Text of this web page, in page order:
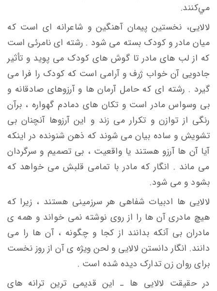
مي‌كنند.
لالایی، نخستین پیمان آهنگین و شاعرانه ای است که
میان مادر و کودک بسته می شود . رشته ای نامرئی است
که از لب های مادر تا گوش های کودک می پوید و تأثیر
جادویی آن خواب ژرف و آرامی است که کودک را فرا می
گیرد . رشته ای که حامل آرمان ها و آرزوهای صادقانه و
بی وسواس مادر است و تکان های دمادم گهواره ، برآن
رنگی از توازن و تکرار می زند و این آرزوها آنچنان بی
تشویش و ساده بیان می شوند که ذهن شنونده در اینکه
آیا آن ها آرزو هستند یا واقعیت ، بی تصمیم و سرگردان
می ماند . انگار که مادر با تمامی قلبش می خواهد که
بشود و می شود.
لالایی ها ادبیات شفاهی هر سرزمینی هستند ، زیرا که
هیچ مادری آن ها را از روی نوشته نمی خواند و همه ی
مادران بی آنکه بدانند از کجا و چگونه ، آن ها را می
دانند. انگار دانستن لالایی و لحن ویژه ی آن از روز نخست
برای روان زن تدارک دیده شده است .
در حقیقت لالایی ها ـ این قدیمی ترین ترانه های